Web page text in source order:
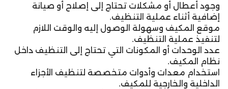
وجود أعطال أو مشكلات تحتاج إلى إصلاح أو صيانة
إضافية أثناء عملية التنظيف.
موقع المكيف وسهولة الوصول إليه والوقت اللازم
لتنفيذ عملية التنظيف.
عدد الوحدات أو المكونات التي تحتاج إلى التنظيف داخل
نظام المكيف.
استخدام معدات وأدوات متخصصة لتنظيف الأجزاء
الداخلية والخارجية للمكيف.